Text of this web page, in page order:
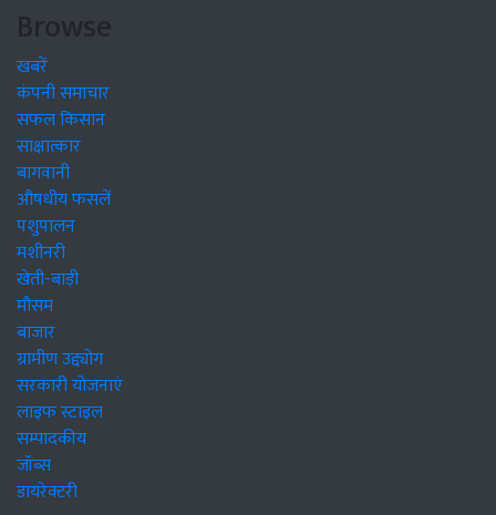
Browse
खबरें
कंपनी समाचार
सफल किसान
साक्षात्कार
बागवानी
औषधीय फसलें
पशुपालन
मशीनरी
खेती-बाड़ी
मौसम
बाजार
ग्रामीण उद्द्योग
सरकारी योजनाएं
लाइफ स्टाइल
सम्पादकीय
जॉब्स
डायरेक्टरी